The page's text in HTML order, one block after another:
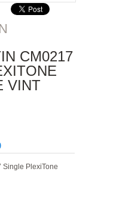
CM0217
VINT
Single PlexiTone